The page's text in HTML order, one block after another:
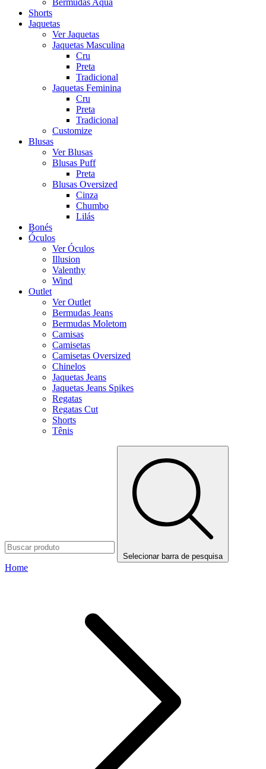
Bermudas Aqua
Shorts
Jaquetas
Ver Jaquetas
Jaquetas Masculina
Cru
Preta
Tradicional
Jaquetas Feminina
Cru
Preta
Tradicional
Customize
Blusas
Ver Blusas
Blusas Puff
Preta
Blusas Oversized
Cinza
Chumbo
Lilás
Bonés
Óculos
Ver Óculos
Illusion
Valenthy
Wind
Outlet
Ver Outlet
Bermudas Jeans
Bermudas Moletom
Camisas
Camisetas
Camisetas Oversized
Chinelos
Jaquetas Jeans
Jaquetas Jeans Spikes
Regatas
Regatas Cut
Shorts
Tênis
Selecionar barra de pesquisa
Home